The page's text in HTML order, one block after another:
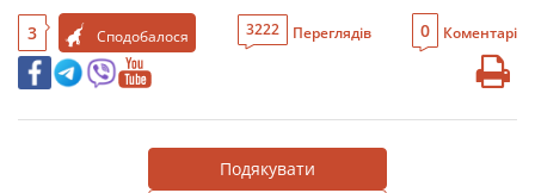
3 Сподобалося 3222 Переглядів 0 Коментарі
Подякувати